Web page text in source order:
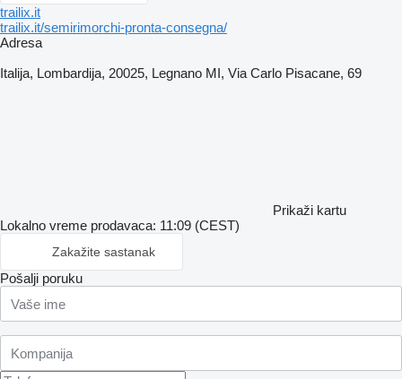
trailix.it
trailix.it/semirimorchi-pronta-consegna/
Adresa
Italija, Lombardija, 20025, Legnano MI, Via Carlo Pisacane, 69
Prikaži kartu
Lokalno vreme prodavaca: 11:09 (CEST)
Zakažite sastanak
Pošalji poruku